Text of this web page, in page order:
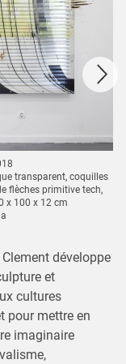
transparent, coquilles
flèches primitive tech,
x 100 x 12 cm
Clement développe
et
cultures
pour mettre en
imaginaire